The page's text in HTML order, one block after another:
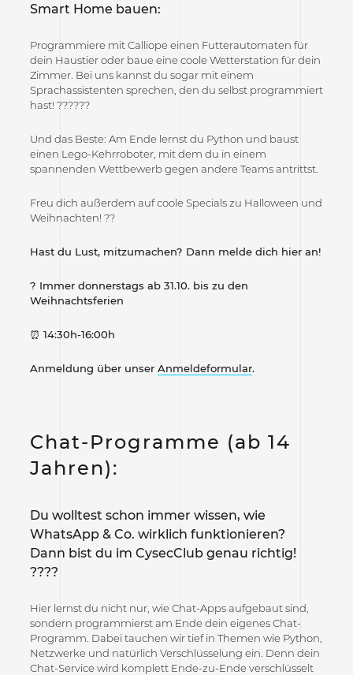
Smart Home bauen:
Programmiere mit Calliope einen Futterautomaten für
dein Haustier oder baue eine coole Wetterstation für dein
Zimmer. Bei uns kannst du sogar mit einem
Sprachassistenten sprechen, den du selbst programmiert
hast! ?‍??‍???
Und das Beste: Am Ende lernst du Python und baust
einen Lego-Kehrroboter, mit dem du in einem
spannenden Wettbewerb gegen andere Teams antrittst.
Freu dich außerdem auf coole Specials zu Halloween und
Weihnachten! ??
Hast du Lust, mitzumachen? Dann melde dich hier an!
? Immer donnerstags ab 31.10. bis zu den
Weihnachtsferien
⏰ 14:30h-16:00h
Anmeldung über unser Anmeldeformular.
Chat-Programme (ab 14
Jahren):
Du wolltest schon immer wissen, wie
WhatsApp & Co. wirklich funktionieren?
Dann bist du im CysecClub genau richtig!
?‍??‍?
Hier lernst du nicht nur, wie Chat-Apps aufgebaut sind,
sondern programmierst am Ende dein eigenes Chat-
Programm. Dabei tauchen wir tief in Themen wie Python,
Netzwerke und natürlich Verschlüsselung ein. Denn dein
Chat-Service wird komplett Ende-zu-Ende verschlüsselt